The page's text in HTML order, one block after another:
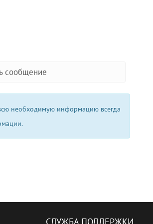
сообщение
всю необходимую информацию всегда
СЛУЖБА ПОДДЕРЖКИ